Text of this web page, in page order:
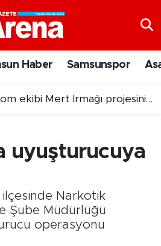
Haber Samsunspor
ekibi Mert Irmağı projesini sordu
uyuşturucuya
Narkotik
Şube Müdürlüğü
operasyonu
Vakitleri
ve Fikstür